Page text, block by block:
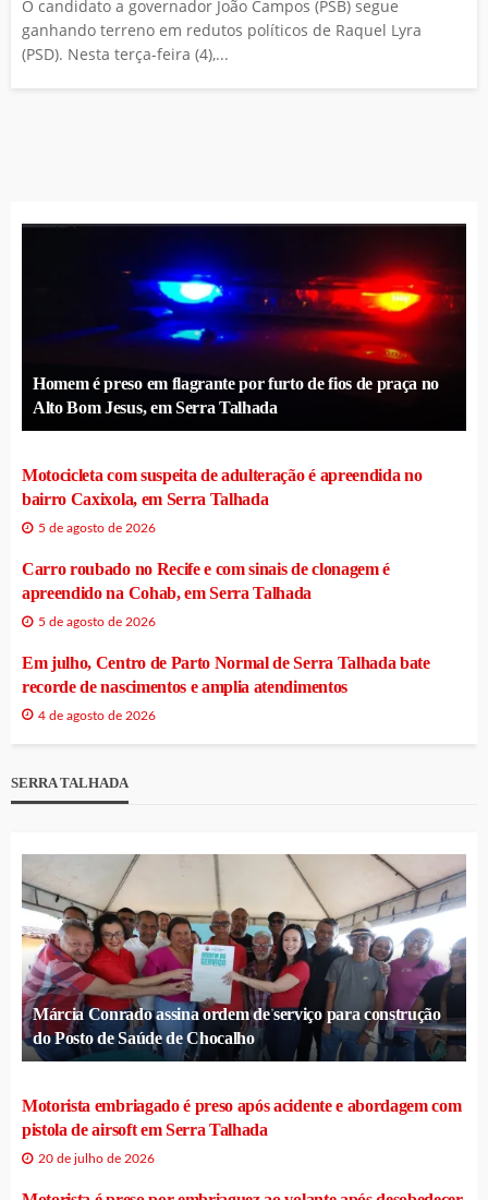
O candidato a governador João Campos (PSB) segue
ganhando terreno em redutos políticos de Raquel Lyra
(PSD). Nesta terça-feira (4),...
Homem é preso em flagrante por furto de fios de praça no
Alto Bom Jesus, em Serra Talhada
Motocicleta com suspeita de adulteração é apreendida no
bairro Caxixola, em Serra Talhada
5 de agosto de 2026
Carro roubado no Recife e com sinais de clonagem é
apreendido na Cohab, em Serra Talhada
5 de agosto de 2026
Em julho, Centro de Parto Normal de Serra Talhada bate
recorde de nascimentos e amplia atendimentos
4 de agosto de 2026
SERRA TALHADA
Márcia Conrado assina ordem de serviço para construção
do Posto de Saúde de Chocalho
Motorista embriagado é preso após acidente e abordagem com
pistola de airsoft em Serra Talhada
20 de julho de 2026